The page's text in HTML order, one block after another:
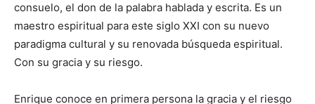
consuelo, el don de la palabra hablada y escrita. Es un
maestro espiritual para este siglo XXI con su nuevo
paradigma cultural y su renovada búsqueda espiritual.
Con su gracia y su riesgo.
Enrique conoce en primera persona la gracia y el riesgo